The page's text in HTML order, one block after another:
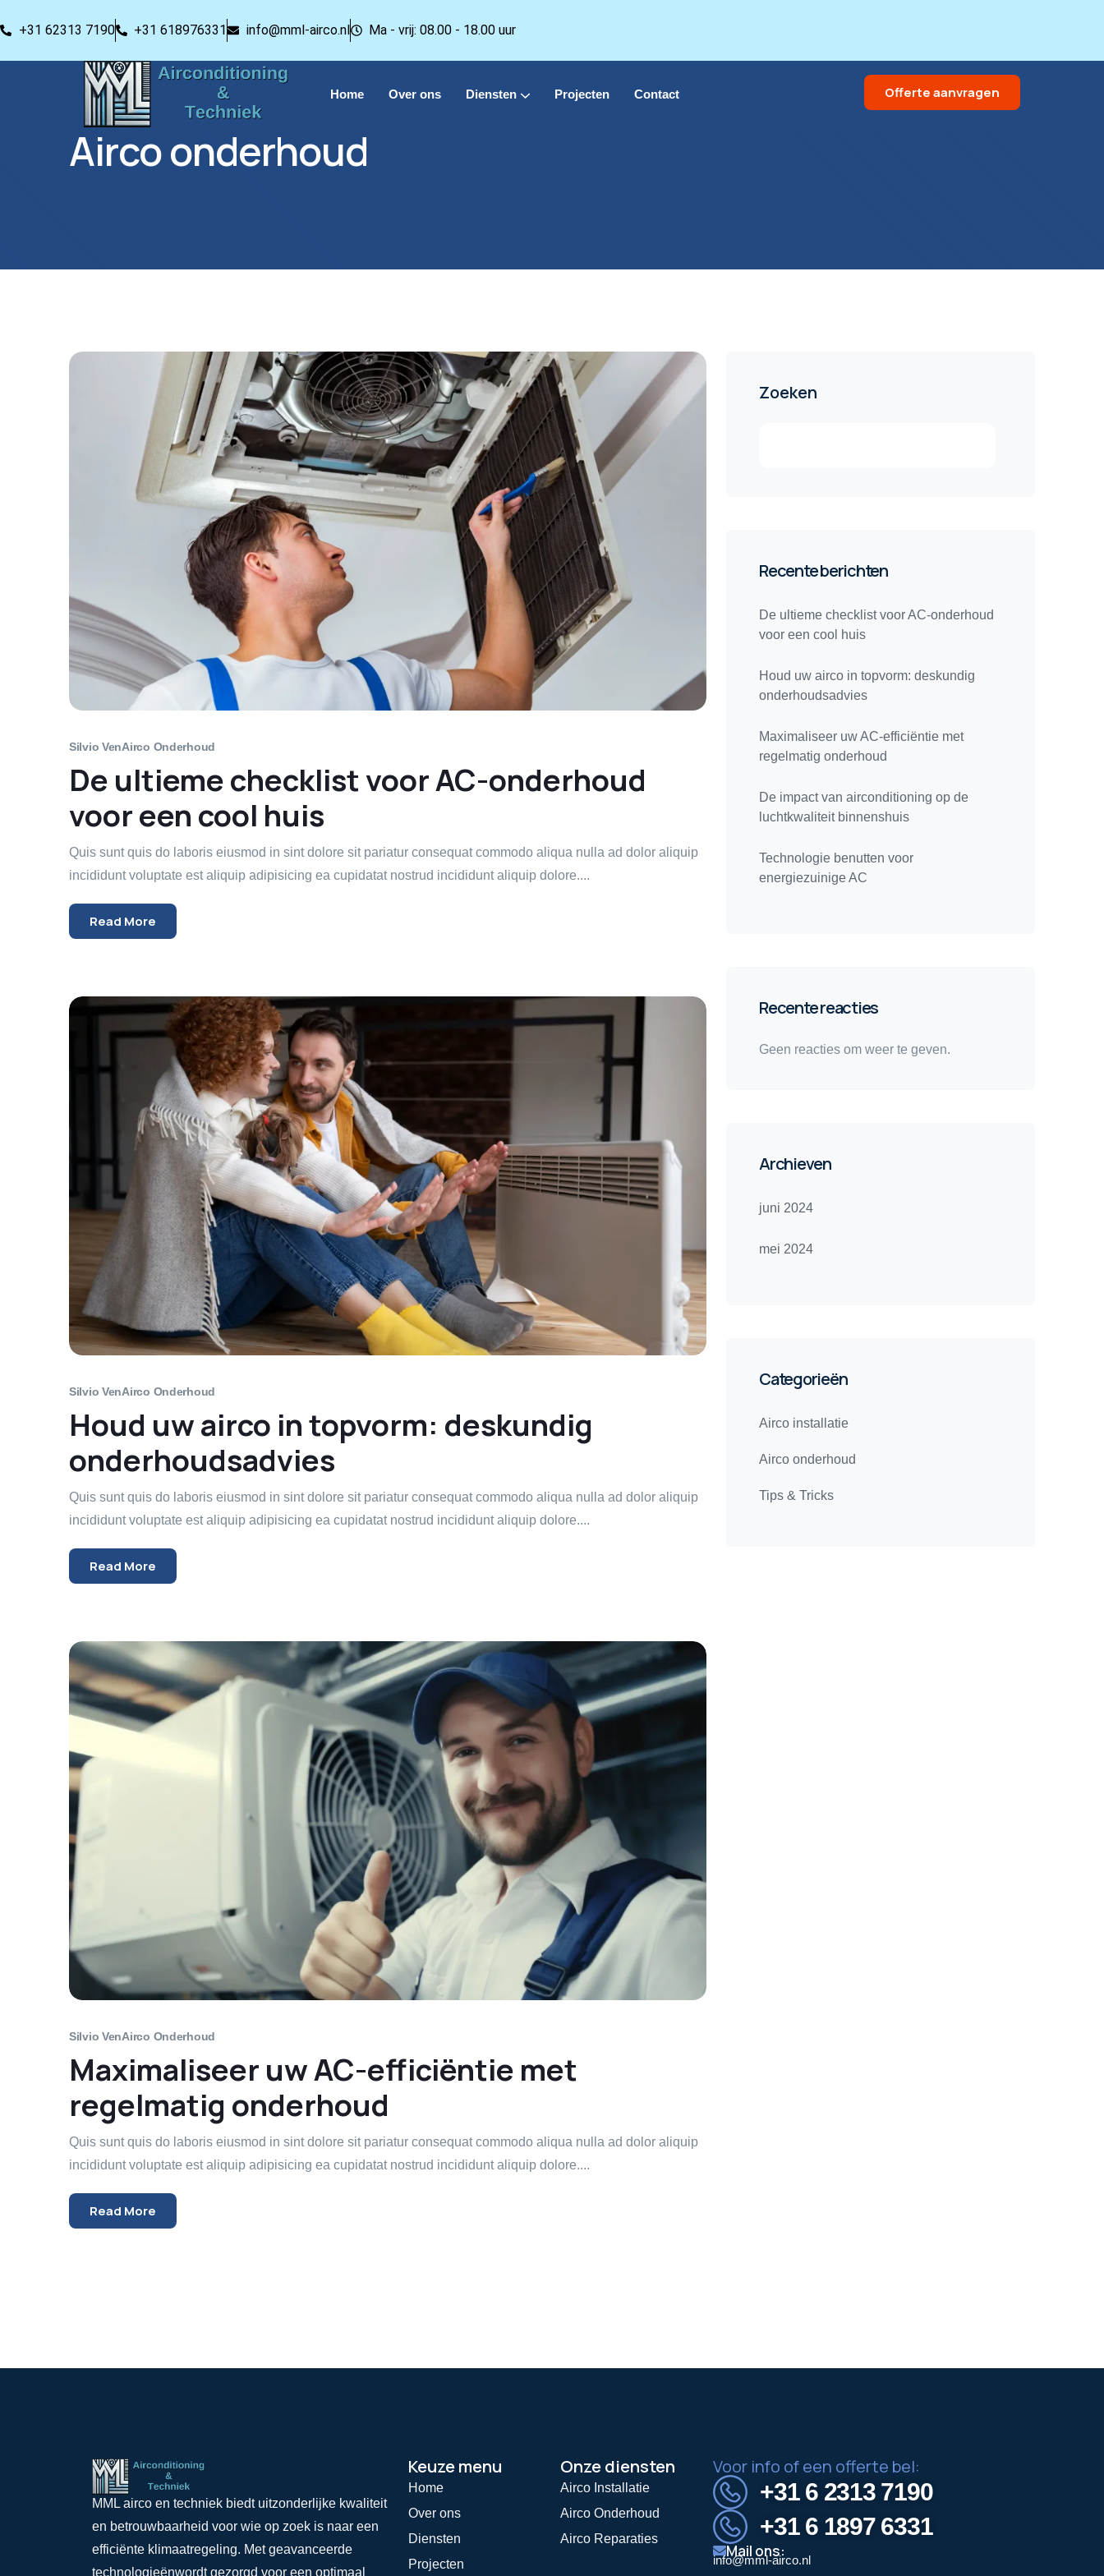
+31 62313 7190 +31 618976331 info@mml-airco.nl Ma - vrij: 08.00 - 18.00 uur
Home Over ons Diensten Projecten Contact Offerte aanvragen
Airco onderhoud
Silvio VenAirco Onderhoud
De ultieme checklist voor AC-onderhoud
voor een cool huis
Quis sunt quis do laboris eiusmod in sint dolore sit pariatur consequat commodo aliqua nulla ad dolor aliquip
incididunt voluptate est aliquip adipisicing ea cupidatat nostrud incididunt aliquip dolore....
Read More
Silvio VenAirco Onderhoud
Houd uw airco in topvorm: deskundig
onderhoudsadvies
Quis sunt quis do laboris eiusmod in sint dolore sit pariatur consequat commodo aliqua nulla ad dolor aliquip
incididunt voluptate est aliquip adipisicing ea cupidatat nostrud incididunt aliquip dolore....
Read More
Silvio VenAirco Onderhoud
Maximaliseer uw AC-efficiëntie met
regelmatig onderhoud
Quis sunt quis do laboris eiusmod in sint dolore sit pariatur consequat commodo aliqua nulla ad dolor aliquip
incididunt voluptate est aliquip adipisicing ea cupidatat nostrud incididunt aliquip dolore....
Read More
Zoeken
Recente berichten
De ultieme checklist voor AC-onderhoud
voor een cool huis
Houd uw airco in topvorm: deskundig
onderhoudsadvies
Maximaliseer uw AC-efficiëntie met
regelmatig onderhoud
De impact van airconditioning op de
luchtkwaliteit binnenshuis
Technologie benutten voor
energiezuinige AC
Recente reacties
Geen reacties om weer te geven.
Archieven
juni 2024
mei 2024
Categorieën
Airco installatie
Airco onderhoud
Tips & Tricks
MML airco en techniek biedt uitzonderlijke kwaliteit
en betrouwbaarheid voor wie op zoek is naar een
efficiënte klimaatregeling. Met geavanceerde
technologieënwordt gezorgd voor een optimaal
Keuze menu
Home
Over ons
Diensten
Projecten
Onze diensten
Airco Installatie
Airco Onderhoud
Airco Reparaties
Voor info of een offerte bel:
+31 6 2313 7190
+31 6 1897 6331
Mail ons:
info@mml-airco.nl